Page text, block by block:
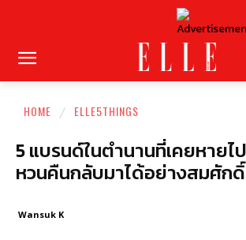
HOME ELLE5THINGS
5 แบรนด์ในตำนานที่เคยหายไ
หวนคืนกลับมาได้อย่างสมศัก
Wansuk K